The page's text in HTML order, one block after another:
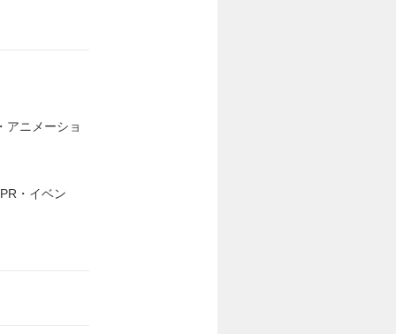
ニメーショ
・イベン